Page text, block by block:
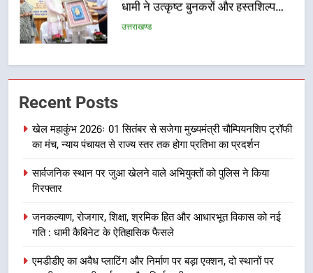
फेरबदल, नई कार्यकारिणी और समितियों
का गठन
उत्तराखण्ड
7
मुख्यमंत्री धामी बोले- युवाओं को रोजगार
भर्ती
उत्तराखण्ड
दिल्ली-देहरादून आर्थिक कॉरिडोर से जुड़ी
का डीएम ने किया निरीक्षण; समयबद्ध एवं
गुणवत्तापूर्ण निर्माण सुनिश्चित करने के
नहींः डीएम
उत्तराखण्ड
खेल महाकुंभ 2026ः 01 सितंबर से सजेगा
Recent Posts
खेल महाकुंभ 2026ः 01 सितंबर से सजेगा मुख्यमंत्री चौम्पियनशिप ट्रॉफी
का मंच, न्याय पंचायत से राज्य स्तर तक होगा प्रतिभा का प्रदर्शन
सार्वजनिक स्थान पर जुआ खेलने वाले अभियुक्तों को पुलिस ने किया
गिरफ्तार
जनकल्याण, रोजगार, शिक्षा, श्रमिक हित और आधारभूत विकास को नई
गति : धामी कैबिनेट के ऐतिहासिक फैसले
एमडीडीए का अवैध प्लाटिंग और निर्माण पर बड़ा एक्शन, दो स्थानों पर